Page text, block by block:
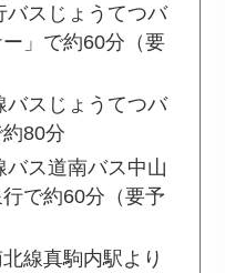
バスじょうてつバ
」で約60分（要
バスじょうてつバ
80分
ス道南バス中山
で約60分（要予
線真駒内駅より